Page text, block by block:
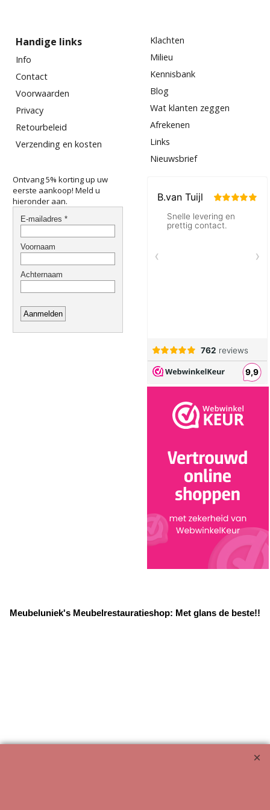
Handige links
Info
Contact
Voorwaarden
Privacy
Retourbeleid
Verzending en kosten
Klachten
Milieu
Kennisbank
Blog
Wat klanten zeggen
Afrekenen
Links
Nieuwsbrief
Ontvang 5% korting up uw
eerste aankoop! Meld u
hieronder aan.
Meubeluniek's Meubelrestauratieshop: Met glans de beste!!